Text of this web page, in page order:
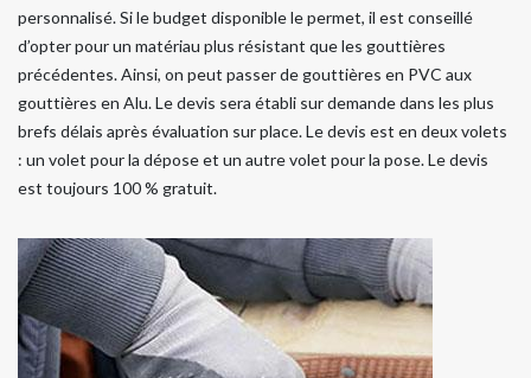
personnalisé. Si le budget disponible le permet, il est conseillé
d’opter pour un matériau plus résistant que les gouttières
précédentes. Ainsi, on peut passer de gouttières en PVC aux
gouttières en Alu. Le devis sera établi sur demande dans les plus
brefs délais après évaluation sur place. Le devis est en deux volets
: un volet pour la dépose et un autre volet pour la pose. Le devis
est toujours 100 % gratuit.